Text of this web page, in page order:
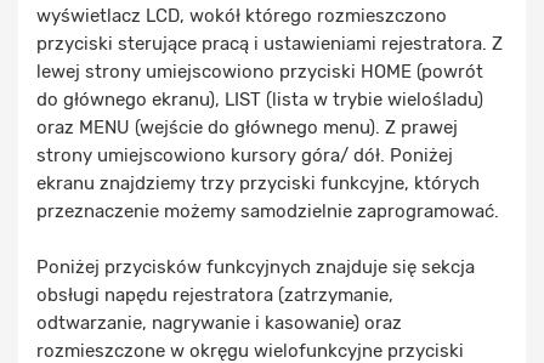
wyświetlacz LCD, wokół którego rozmieszczono
przyciski sterujące pracą i ustawieniami rejestratora. Z
lewej strony umiejscowiono przyciski HOME (powrót
do głównego ekranu), LIST (lista w trybie wielośladu)
oraz MENU (wejście do głównego menu). Z prawej
strony umiejscowiono kursory góra/ dół. Poniżej
ekranu znajdziemy trzy przyciski funkcyjne, których
przeznaczenie możemy samodzielnie zaprogramować.
Poniżej przycisków funkcyjnych znajduje się sekcja
obsługi napędu rejestratora (zatrzymanie,
odtwarzanie, nagrywanie i kasowanie) oraz
rozmieszczone w okręgu wielofunkcyjne przyciski